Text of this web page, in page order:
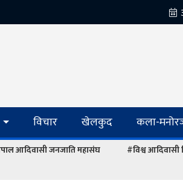
विचार खेलकुद कला-
आदिवासी जनजाति महासंघ
#विश्व आदिवासी